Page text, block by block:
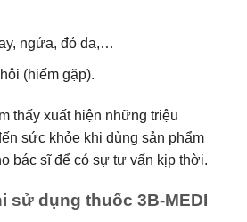
ngứa, đỏ da,…
(hiếm gặp).
thấy xuất hiện những triệu
sức khỏe khi dùng sản phẩm
bác sĩ để có sự tư vấn kịp thời.
sử dụng thuốc 3B-MEDI